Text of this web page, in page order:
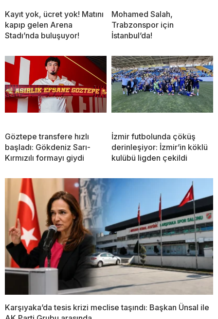
Kayıt yok, ücret yok! Matını
kapıp gelen Arena
Stadı’nda buluşuyor!
Mohamed Salah,
Trabzonspor için
İstanbul’da!
Göztepe transfere hızlı
başladı: Gökdeniz Sarı-
Kırmızılı formayı giydi
İzmir futbolunda çöküş
derinleşiyor: İzmir’in köklü
kulübü ligden çekildi
Karşıyaka’da tesis krizi meclise taşındı: Başkan Ünsal ile